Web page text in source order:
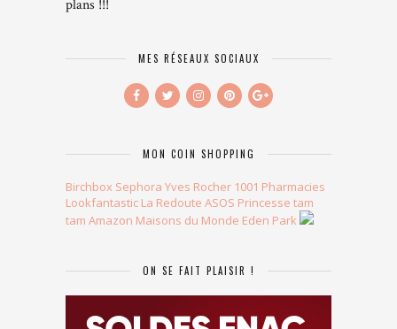
plans !!!
MES RÉSEAUX SOCIAUX
MON COIN SHOPPING
Birchbox Sephora Yves Rocher 1001 Pharmacies
Lookfantastic La Redoute ASOS Princesse tam
tam Amazon Maisons du Monde Eden Park
ON SE FAIT PLAISIR !